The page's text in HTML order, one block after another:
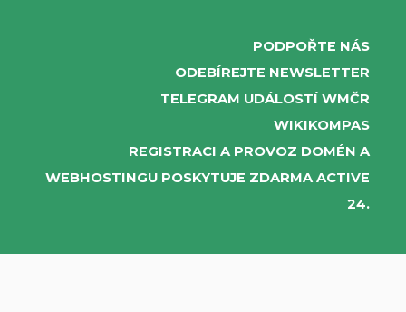
PODPOŘTE NÁS
ODEBÍREJTE NEWSLETTER
TELEGRAM UDÁLOSTÍ WMČR
WIKIKOMPAS
REGISTRACI A PROVOZ DOMÉN A
WEBHOSTINGU POSKYTUJE ZDARMA ACTIVE
24.